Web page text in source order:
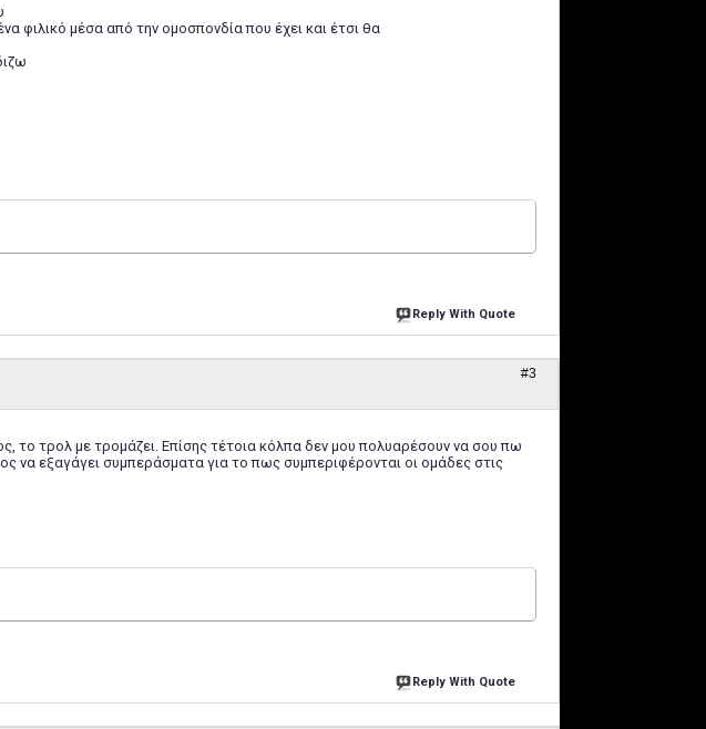
φιλικό μέσα από την ομοσπονδία που έχει και έτσι θα
Reply With Quote
#3
το τρολ με τρομάζει. Επίσης τέτοια κόλπα δεν μου πολυαρέσουν να σου πω
να εξαγάγει συμπεράσματα για το πως συμπεριφέρονται οι ομάδες στις
Reply With Quote